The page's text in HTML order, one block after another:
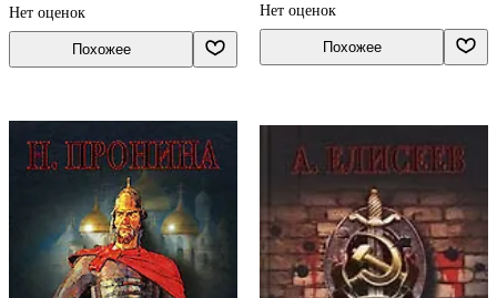
Нет оценок
Похожее
Нет оценок
Похожее